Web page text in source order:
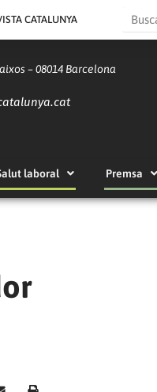
CATALUNYA Search
– 08014 Barcelona
laboral Premsa